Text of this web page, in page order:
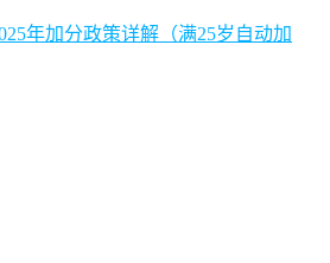
年加分政策详解（满25岁自动加